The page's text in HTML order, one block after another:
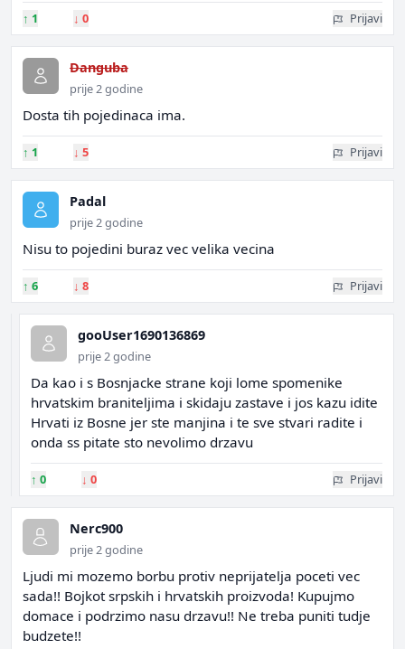
↑ 1 ↓ 0 Prijavi
Danguba
prije 2 godine
Dosta tih pojedinaca ima.
↑ 1 ↓ 5 Prijavi
Padal
prije 2 godine
Nisu to pojedini buraz vec velika vecina
↑ 6 ↓ 8 Prijavi
gooUser1690136869
prije 2 godine
Da kao i s Bosnjacke strane koji lome spomenike
hrvatskim braniteljima i skidaju zastave i jos kazu idite
Hrvati iz Bosne jer ste manjina i te sve stvari radite i
onda ss pitate sto nevolimo drzavu
↑ 0 ↓ 0 Prijavi
Nerc900
prije 2 godine
Ljudi mi mozemo borbu protiv neprijatelja poceti vec
sada!! Bojkot srpskih i hrvatskih proizvoda! Kupujmo
domace i podrzimo nasu drzavu!! Ne treba puniti tudje
budzete!!